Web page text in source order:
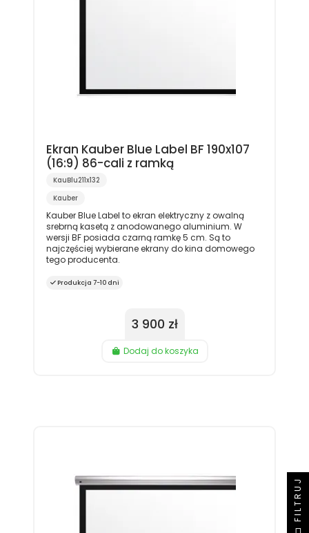
Ekran Kauber Blue Label BF 190x107
(16:9) 86-cali z ramką
KauBlu211x132
Kauber
Kauber Blue Label to ekran elektryczny z owalną
srebrną kasetą z anodowanego aluminium. W
wersji BF posiada czarną ramkę 5 cm. Są to
najczęściej wybierane ekrany do kina domowego
tego producenta.
Produkcja 7-10 dni
3 900 zł
Dodaj do koszyka
FILTRUJ